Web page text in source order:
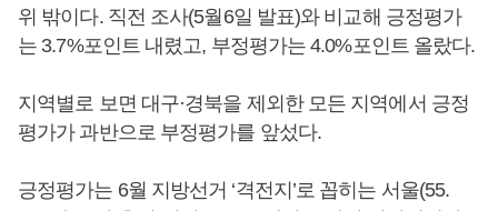
위 밖이다. 직전 조사(5월6일 발표)와 비교해 긍정평가
는 3.7%포인트 내렸고, 부정평가는 4.0%포인트 올랐다.
지역별로 보면 대구·경북을 제외한 모든 지역에서 긍정
평가가 과반으로 부정평가를 앞섰다.
긍정평가는 6월 지방선거 ‘격전지’로 꼽히는 서울(55.